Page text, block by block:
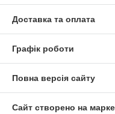
Доставка та оплата
Графік роботи
Повна версія сайту
Сайт створено на